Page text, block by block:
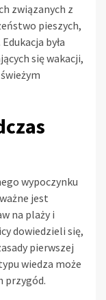
związanych z
pieszych,
była
się wakacji,
wypoczynku
jest
na plaży i
dowiedzieli się,
pierwszej
wiedza może
przygód.